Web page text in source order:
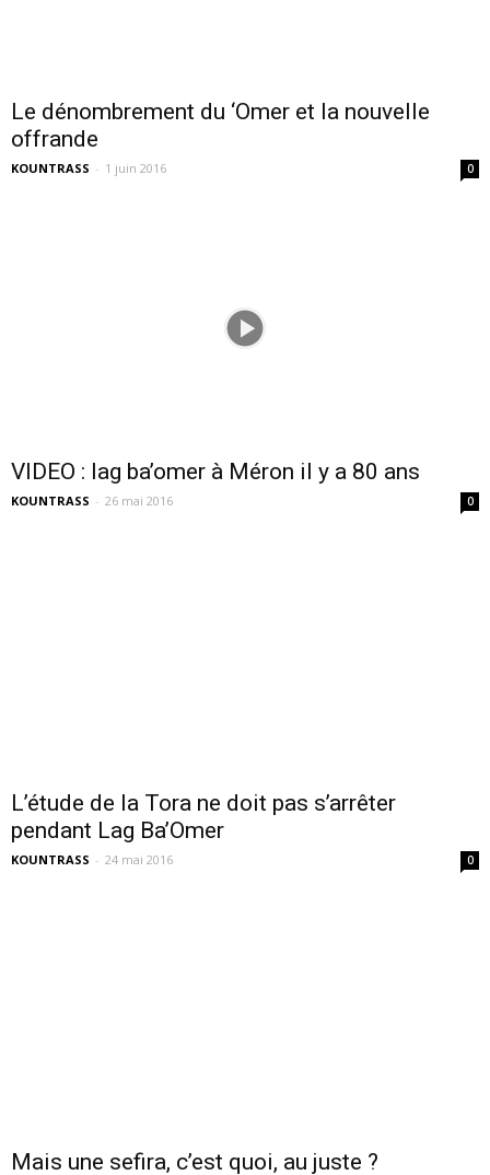
Le dénombrement du ‘Omer et la nouvelle
offrande
KOUNTRASS - 1 juin 2016 0
VIDEO : lag ba’omer à Méron il y a 80 ans
KOUNTRASS - 26 mai 2016 0
L’étude de la Tora ne doit pas s’arrêter
pendant Lag Ba’Omer
KOUNTRASS - 24 mai 2016 0
Mais une sefira, c’est quoi, au juste ?